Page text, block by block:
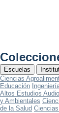
Escuelas
Ciencias
Educación
Altos Estudios
y Ambientales
de la Salud